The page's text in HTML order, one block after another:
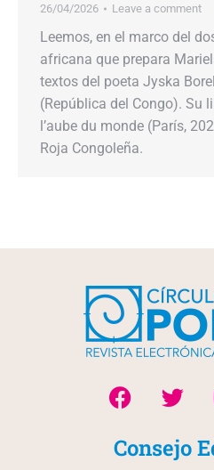
26/04/2026
Leave a comment
Leemos, en el marco del
africana que prepara
textos del poeta Jyska
(República del Congo). Su
l’aube du monde (París,
Roja Congoleña.
Consejo